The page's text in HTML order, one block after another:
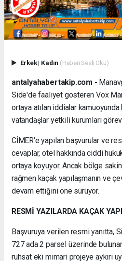
Erkek| Kadın (Haberi Sesli Oku)
antalyahabertakip.com -
Side'de faaliyet gösteren Vox
ortaya atılan iddialar kamuoyunda
vatandaşlar yetkili kurumları
CİMER'e yapılan başvurular ve
cevaplar, otel hakkında ciddi
ortaya koyuyor. Ancak bölge
rağmen kaçak yapılaşmanın ve
devam ettiğini öne sürüyor.
RESMİ YAZILARDA KAÇAK
Başvuruya verilen resmi yanıtta,
727 ada 2 parsel üzerinde
ruhsat eki mimari projeye aykırı